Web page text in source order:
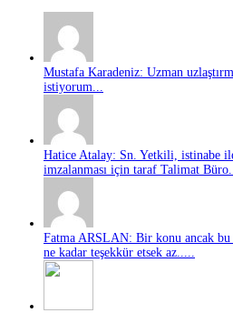
Mustafa Karadeniz: Uzman
istiyorum...
Hatice Atalay: Sn. Yetkili, istinabe
imzalanması için taraf Talimat
Fatma ARSLAN: Bir konu ancak
ne kadar teşekkür etsek az.....